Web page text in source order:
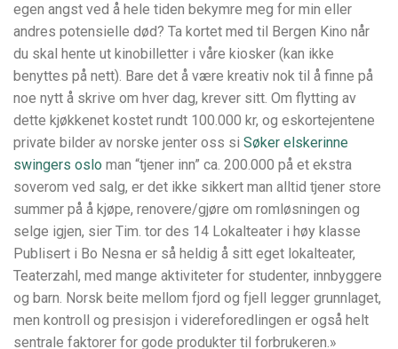
egen angst ved å hele tiden bekymre meg for min eller
andres potensielle død? Ta kortet med til Bergen Kino når
du skal hente ut kinobilletter i våre kiosker (kan ikke
benyttes på nett). Bare det å være kreativ nok til å finne på
noe nytt å skrive om hver dag, krever sitt. Om flytting av
dette kjøkkenet kostet rundt 100.000 kr, og eskortejentene
private bilder av norske jenter oss si Søker elskerinne
swingers oslo man “tjener inn” ca. 200.000 på et ekstra
soverom ved salg, er det ikke sikkert man alltid tjener store
summer på å kjøpe, renovere/gjøre om romløsningen og
selge igjen, sier Tim. tor des 14 Lokalteater i høy klasse
Publisert i Bo Nesna er så heldig å sitt eget lokalteater,
Teaterzahl, med mange aktiviteter for studenter, innbyggere
og barn. Norsk beite mellom fjord og fjell legger grunnlaget,
men kontroll og presisjon i videreforedlingen er også helt
sentrale faktorer for gode produkter til forbrukeren.»